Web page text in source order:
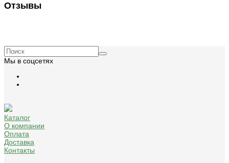
Отзывы
Мы в соцсетях
Каталог
О компании
Оплата
Доставка
Контакты